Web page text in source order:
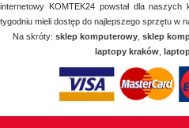
internetowy KOMTEK24 powstał dla
tygodniu mieli dostęp do najlepszego sprzętu w
Na skróty: sklep komputerowy sklep
laptopy kraków